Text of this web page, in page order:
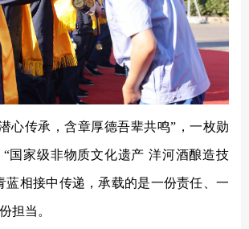
心传承，含章厚德吾辈共鸣”，一枚勋
“国家级非物质文化遗产 洋河酒酿造技
蓝相接中传递， 承载的是一份责任、一
担当。